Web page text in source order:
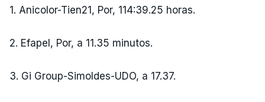
1. Anicolor-Tien21, Por, 114:39.25 horas.
2. Efapel, Por, a 11.35 minutos.
3. Gi Group-Simoldes-UDO, a 17.37.